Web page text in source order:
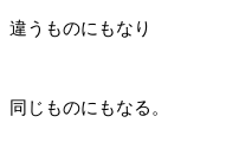
違うものにもなり
同じものにもなる。